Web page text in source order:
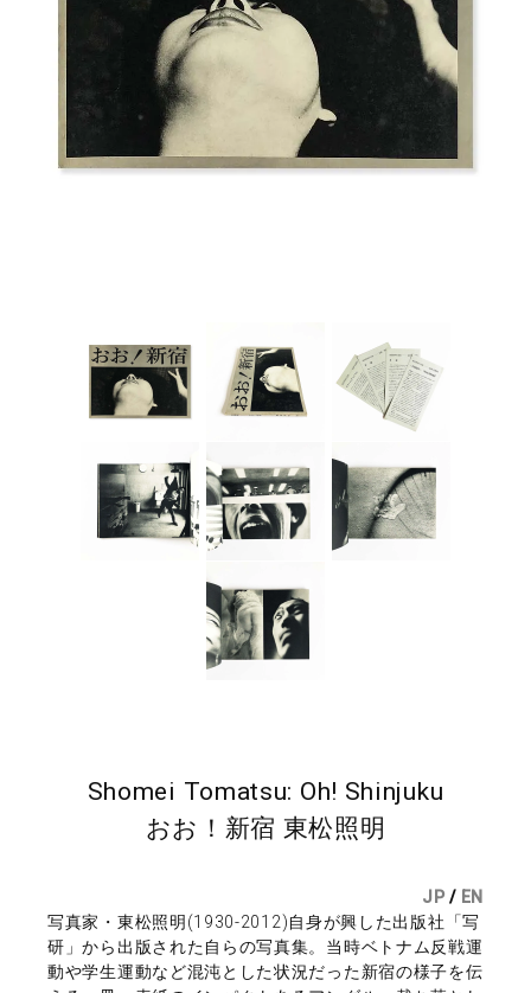
Shomei Tomatsu: Oh! Shinjuku
おお！新宿 東松照明
JP / EN
写真家・東松照明(1930-2012)自身が興した出版社「写
研」から出版された自らの写真集。当時ベトナム反戦運
動や学生運動など混沌とした状況だった新宿の様子を伝